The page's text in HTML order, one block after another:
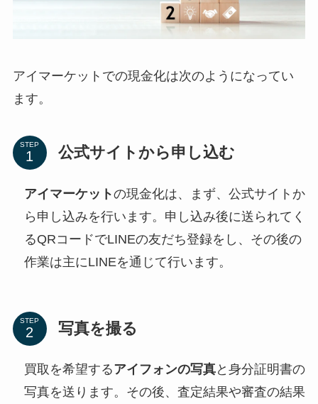
アイマーケットでの現金化は次のようになってい
ます。
STEP 公式サイトから申し込む
アイマーケットの現金化は、まず、公式サイトか
ら申し込みを行います。申し込み後に送られてく
るQRコードでLINEの友だち登録をし、その後の
作業は主にLINEを通じて行います。
STEP 写真を撮る
買取を希望するアイフォンの写真と身分証明書の
写真を送ります。その後、査定結果や審査の結果